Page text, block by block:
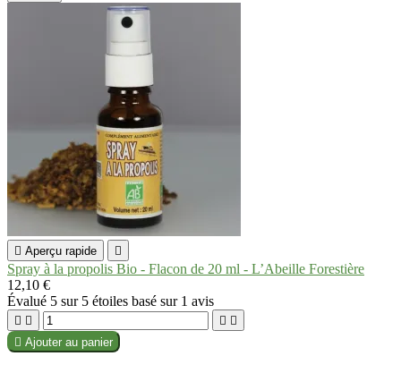
 Aperçu rapide 
Spray à la propolis Bio - Flacon de 20 ml - L’Abeille Forestière
12,10 €
Évalué 5 sur 5 étoiles basé sur 1 avis
   
 Ajouter au panier